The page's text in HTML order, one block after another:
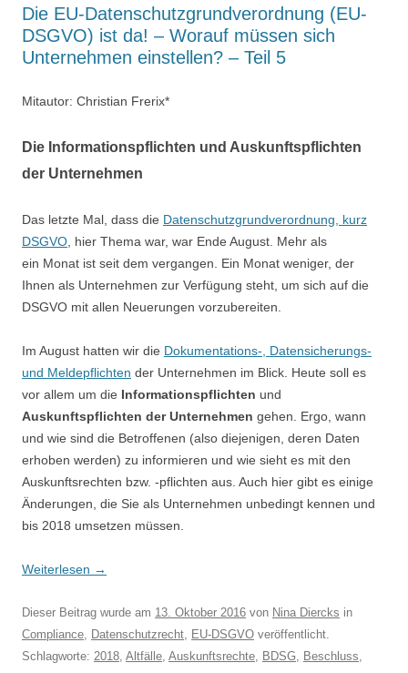
Die EU-Datenschutzgrundverordnung (EU-
DSGVO) ist da! – Worauf müssen sich
Unternehmen einstellen? – Teil 5
Mitautor: Christian Frerix*
Die Informationspflichten und Auskunftspflichten
der Unternehmen
Das letzte Mal, dass die Datenschutzgrundverordnung, kurz
DSGVO , hier Thema war, war Ende August. Mehr als
ein Monat ist seit dem vergangen. Ein Monat weniger, der
Ihnen als Unternehmen zur Verfügung steht, um sich auf die
DSGVO mit allen Neuerungen vorzubereiten.
Im August hatten wir die Dokumentations-, Datensicherungs-
und Meldepflichten der Unternehmen im Blick. Heute soll es
vor allem um die Informationspflichten und
Auskunftspflichten der Unternehmen gehen. Ergo, wann
und wie sind die Betroffenen (also diejenigen, deren Daten
erhoben werden) zu informieren und wie sieht es mit den
Auskunftsrechten bzw. -pflichten aus. Auch hier gibt es einige
Änderungen, die Sie als Unternehmen unbedingt kennen und
bis 2018 umsetzen müssen.
Weiterlesen →
Dieser Beitrag wurde am 13. Oktober 2016 von Nina Diercks in
Compliance, Datenschutzrecht, EU-DSGVO veröffentlicht.
Schlagworte: 2018, Altfälle, Auskunftsrechte, BDSG, Beschluss,